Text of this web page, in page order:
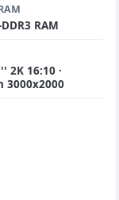
RAM
2K 16:10 ·
3000x2000